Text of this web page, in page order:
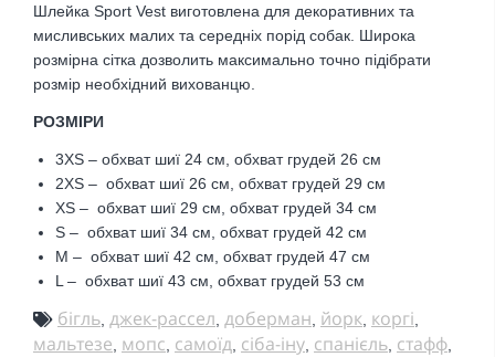
Шлейка Sport Vest виготовлена для декоративних та
мисливських малих та середніх порід собак. Широка
розмірна сітка дозволить максимально точно підібрати
розмір необхідний вихованцю.
РОЗМІРИ
3XS – обхват шиї 24 см, обхват грудей 26 см
2XS – обхват шиї 26 см, обхват грудей 29 см
XS – обхват шиї 29 см, обхват грудей 34 см
S – обхват шиї 34 см, обхват грудей 42 см
M – обхват шиї 42 см, обхват грудей 47 см
L – обхват шиї 43 см, обхват грудей 53 см
бігль джек-рассел доберман йорк коргі
мальтезе мопс самоїд сіба-іну спанієль стафф